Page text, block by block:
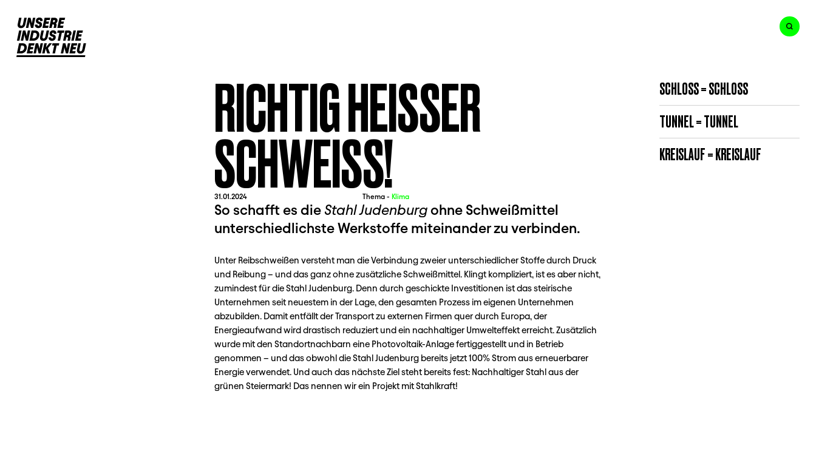
RICHTIG HEISSER S
CHWEISS!
31.01.2024 Thema - Klima
So schafft es die Stahl Judenburg ohne Schweißmittel
unterschiedlichste Werkstoffe miteinander zu verbinden.
Unter Reibschweißen versteht man die Verbindung zweier unterschiedlicher Stoffe durch Druck
und Reibung – und das ganz ohne zusätzliche Schweißmittel. Klingt kompliziert, ist es aber nicht,
zumindest für die Stahl Judenburg. Denn durch geschickte Investitionen ist das steirische
Unternehmen seit neuestem in der Lage, den gesamten Prozess im eigenen Unternehmen
abzubilden. Damit entfällt der Transport zu externen Firmen quer durch Europa, der
Energieaufwand wird drastisch reduziert und ein nachhaltiger Umwelteffekt erreicht. Zusätzlich
wurde mit den Standortnachbarn eine Photovoltaik-Anlage fertiggestellt und in Betrieb
genommen – und das obwohl die Stahl Judenburg bereits jetzt 100% Strom aus erneuerbarer
Energie verwendet. Und auch das nächste Ziel steht bereits fest: Nachhaltiger Stahl aus der
grünen Steiermark! Das nennen wir ein Projekt mit Stahlkraft!
SCHLOSS = SCHLOSS
TUNNEL = TUNNEL
KREISLAUF = KREISLAUF